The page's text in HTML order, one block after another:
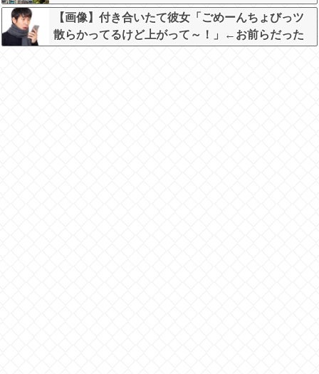
【画像】付き合いたて彼女「ごめーんちょびっツ
散らかってるけど上がって～！」←お前らだった